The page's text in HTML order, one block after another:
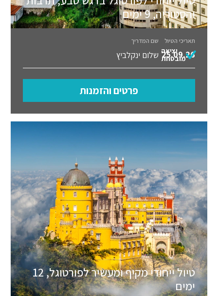
והסטוריה, 9 ימים
תאריכי הטיול שם המדריך
25.09.26 שלום ינקלביץ יציאה
מובטחת
פרטים והזמנות
טיול ייחודי מקיף ומעשיר לפורטוגל, 12
ימים